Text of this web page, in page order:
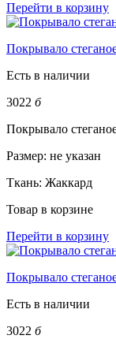
Перейти в корзину
Покрывало
Есть в наличии
3022 б
Покрывало
Размер: не указан
Ткань: Жаккард
Товар в корзине
Перейти в корзину
Покрывало
Есть в наличии
3022 б